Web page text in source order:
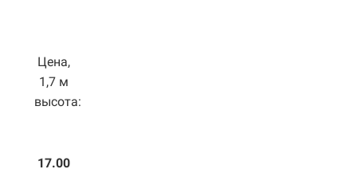
Цена,
1,7 м
высота:
17.00